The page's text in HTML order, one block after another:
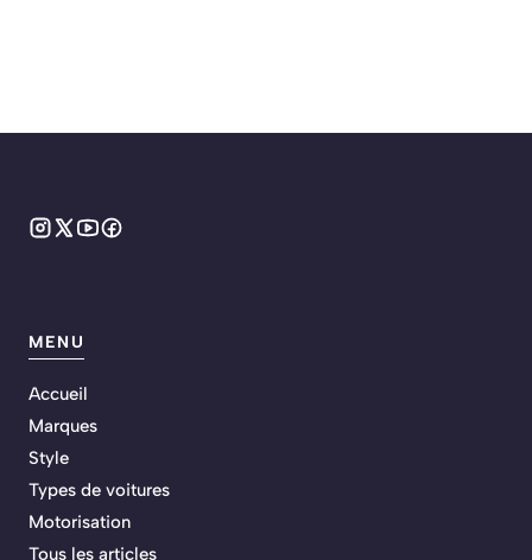
MENU
Accueil
Marques
Style
Types de voitures
Motorisation
Tous les articles